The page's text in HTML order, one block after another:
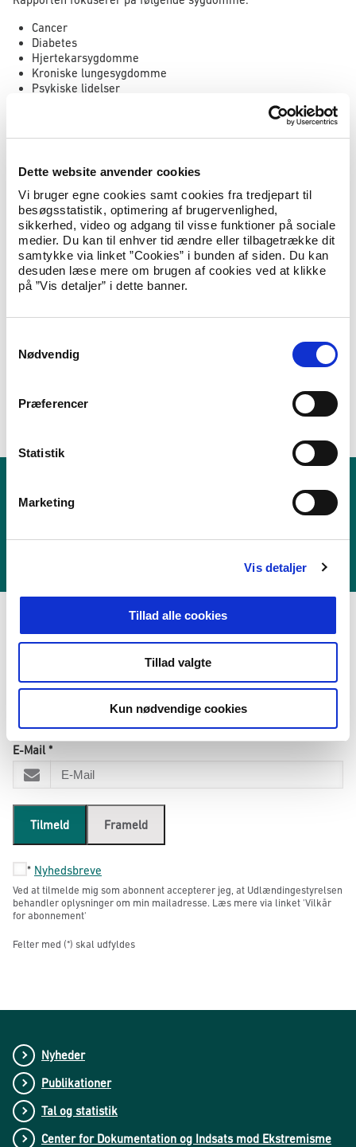
Dette website anvender cookies
Vi bruger egne cookies samt cookies fra tredjepart til
besøgsstatistik, optimering af brugervenlighed,
sikkerhed, video og adgang til visse funktioner på sociale
medier. Du kan til enhver tid ændre eller tilbagetrække dit
samtykke via linket ”Cookies” i bunden af siden. Du kan
desuden læse mere om brugen af cookies ved at klikke
på ”Vis detaljer” i dette banner.
Nødvendig
Præferencer
Statistik
Marketing
Vis detaljer
Tillad alle cookies
Tillad valgte
Kun nødvendige cookies
Cancer
Diabetes
Hjertekarsygdomme
Kroniske lungesygdomme
Psykiske lidelser
Rapporten indeholder også oplysninger om behandlingstilbud
Rapporten kortlægger hvordan den økonomiske situation i
Libanon er forværret som resultat af blandt andet manglende
politisk stabilitet, eksplosionen i Beirut havn i august 2020,
stigende inflation og en energiforsyningskrise. Dette har blandt
andet resulteret i, at et stort antal personer med lægefaglig
ekspertise har forladt landet, subsidiering af medicin er
svundet ind, medicinpriserne er steget markant og
tilgængeligheden af medicin særligt for kroniske sygedomme,
kræft og diabetes er ustabil. Det libanesiske sundhedssystem
Services for Palestinian Refugees
Kontakt Udlændingestyrelsen
presseteam.
Abonnér på nyheder
Tilmeld dig som abonnent og modtag nyheder fra us.dk.
E-Mail *
Tilmeld Frameld
* Nyhedsbreve
Ved at tilmelde mig som abonnent accepterer jeg, at Udlændingestyrelsen
behandler oplysninger om min mailadresse. Læs mere via linket 'Vilkår
for abonnement'
Felter med (*) skal udfyldes
Nyheder
Publikationer
Tal og statistik
Center for Dokumentation og Indsats mod Ekstremisme